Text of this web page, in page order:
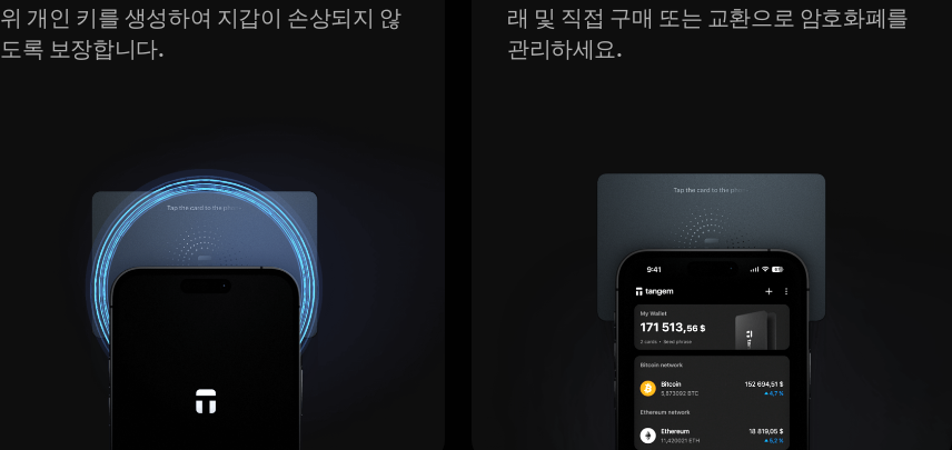
위 개인 키를 생성하여 지갑이 손상되지 않
도록 보장합니다.
래 및 직접 구매 또는 교환으로 암호화폐를
관리하세요.